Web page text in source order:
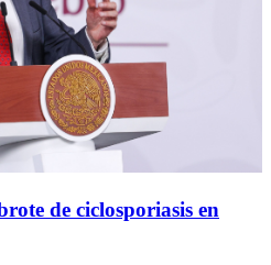
de ciclosporiasis en